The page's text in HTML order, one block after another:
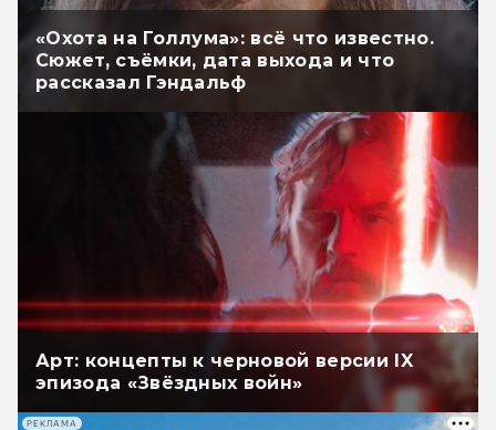
«Охота на Голлума»: всё что известно.
Сюжет, съёмки, дата выхода и что
рассказал Гэндальф
Арт: концепты к черновой версии IX
эпизода «Звёздных войн»
РЕКЛАМА